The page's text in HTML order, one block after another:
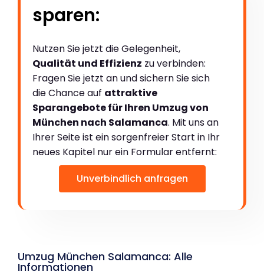
sparen:
Nutzen Sie jetzt die Gelegenheit,
Qualität und Effizienz zu verbinden:
Fragen Sie jetzt an und sichern Sie sich
die Chance auf attraktive
Sparangebote für Ihren Umzug von
München nach Salamanca. Mit uns an
Ihrer Seite ist ein sorgenfreier Start in Ihr
neues Kapitel nur ein Formular entfernt:
Unverbindlich anfragen
Umzug München Salamanca: Alle
Informationen